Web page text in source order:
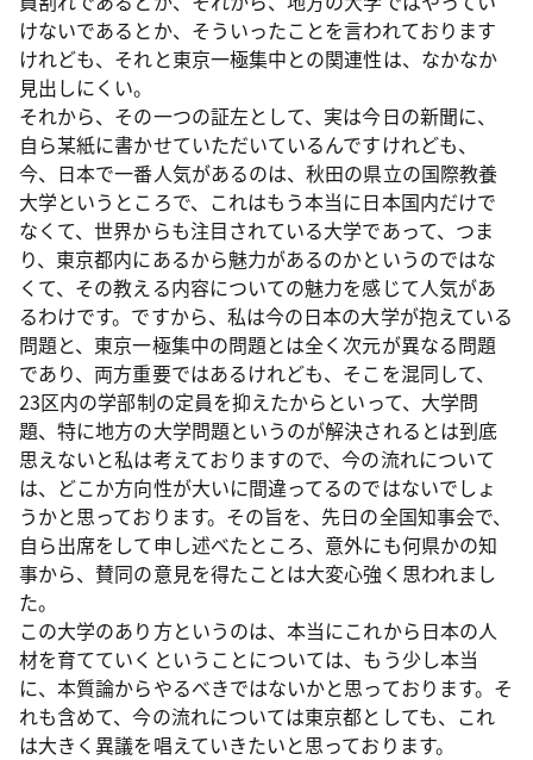
けないであるとか、そういったことを言われております
けれども、それと東京一極集中との関連性は、なかなか
見出しにくい。
それから、その一つの証左として、実は今日の新聞に、
自ら某紙に書かせていただいているんですけれども、
今、日本で一番人気があるのは、秋田の県立の国際教養
大学というところで、これはもう本当に日本国内だけで
なくて、世界からも注目されている大学であって、つま
り、東京都内にあるから魅力があるのかというのではな
くて、その教える内容についての魅力を感じて人気があ
るわけです。ですから、私は今の日本の大学が抱えている
問題と、東京一極集中の問題とは全く次元が異なる問題
であり、両方重要ではあるけれども、そこを混同して、
23区内の学部制の定員を抑えたからといって、大学問
題、特に地方の大学問題というのが解決されるとは到底
思えないと私は考えておりますので、今の流れについて
は、どこか方向性が大いに間違ってるのではないでしょ
うかと思っております。その旨を、先日の全国知事会で、
自ら出席をして申し述べたところ、意外にも何県かの知
事から、賛同の意見を得たことは大変心強く思われまし
た。
この大学のあり方というのは、本当にこれから日本の人
材を育てていくということについては、もう少し本当
に、本質論からやるべきではないかと思っております。そ
れも含めて、今の流れについては東京都としても、これ
は大きく異議を唱えていきたいと思っております。